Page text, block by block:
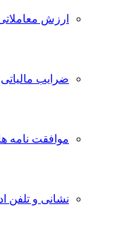
ارزش
ضرایب مالیاتی
موافقت نامه
نشانی و تلفن